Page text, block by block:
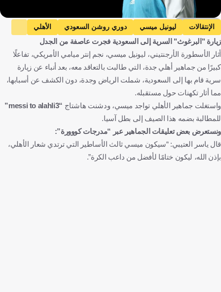
Getty Images
الإنتقالات ليونيل ميسي دوري روشن السعودي
الأهلي
الأرجنتين
المملكة العربية السعودية كرة قدم
زيارة "البرغوث" السرية إلى السعودية فجرت عاصفة من الجدل
أثار الأسطورة الأرجنتيني، ليونيل ميسي، نجم إنتر ميامي الأمريكي، تفاعلًا
كبيرًا من جماهير أهلي جدة، التي طالبت بالتعاقد معه، بعد أنباء عن زيارة
سرية قام بها إلى السعودية، شملت الرياض وجدة، دون الكشف عن أسبابها،
مما أثار تكهنات حول مستقبله.
واستغلت جماهير الأهلي تواجد ميسي، ودشنت هاشتاج “messi to alahli3”
للمطالبة بضمه هذا الصيف إلى بطل آسيا.
ونستعرض بعض تعليقات الجماهير عبر “مدرجات كووورة”:
قال ياسر العتيبي: “سيكون ميسي ثالث الأساطير التي ترتدي شعار الأهلي،
بإذن الله، ليكون ختامًا لأفضل من داعب الكرة”.